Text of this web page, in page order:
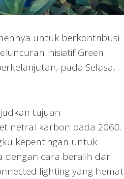
untuk berkontribusi
inisiatif Green
pada Selasa,
tujuan
netral karbon pada 2060.
kepentingan untuk
dengan cara beralih dari
lighting yang hemat